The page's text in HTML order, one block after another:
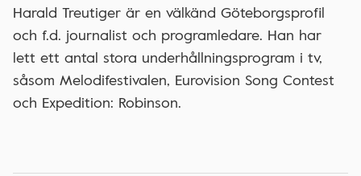
Harald Treutiger är en välkänd Göteborgsprofil
och f.d. journalist och programledare. Han har
lett ett antal stora underhållningsprogram i tv,
såsom Melodifestivalen, Eurovision Song Contest
och Expedition: Robinson.